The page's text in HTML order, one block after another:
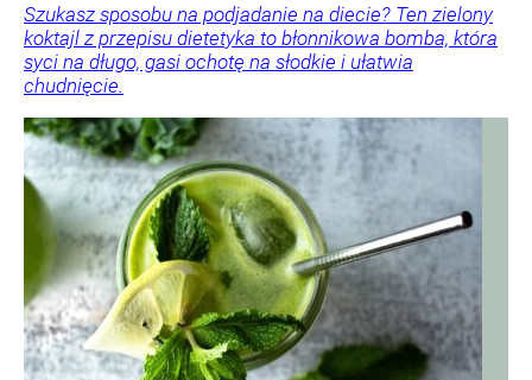
Szukasz sposobu na podjadanie na diecie? Ten zielony
koktajl z przepisu dietetyka to błonnikowa bomba, która
syci na długo, gasi ochotę na słodkie i ułatwia
chudnięcie.